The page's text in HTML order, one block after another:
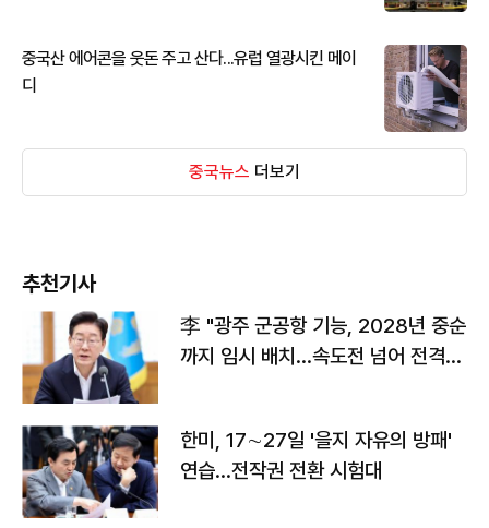
중국산 에어콘을 웃돈 주고 산다...유럽 열광시킨 메이
디
중국뉴스 더보기
추천기사
李 "광주 군공항 기능, 2028년 중순
까지 임시 배치…속도전 넘어 전격
한미, 17∼27일 '을지 자유의 방패'
연습…전작권 전환 시험대